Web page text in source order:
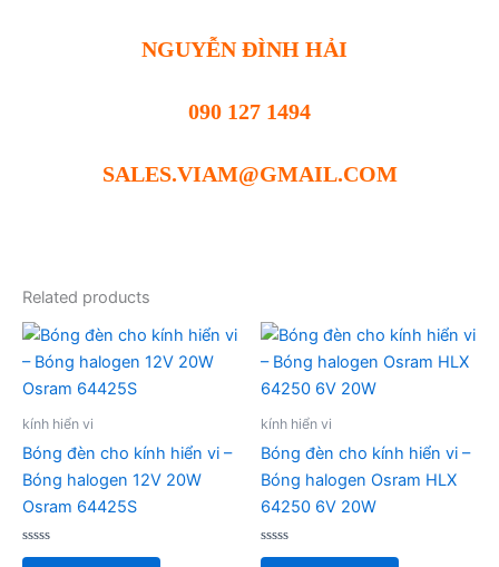
NGUYỄN ĐÌNH HẢI
090 127 1494
SALES.VIAM@GMAIL.COM
Related products
kính hiển vi
Bóng đèn cho kính hiển vi –
Bóng halogen 12V 20W
Osram 64425S
Rated
kính hiển vi
Bóng đèn cho kính hiển vi –
Bóng halogen Osram HLX
64250 6V 20W
Rated